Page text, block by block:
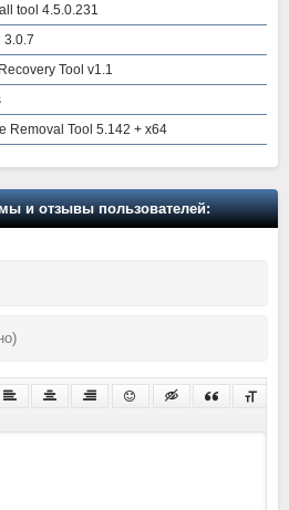
tool 4.5.0.231
3.0.7
Tool v1.1
Removal Tool 5.142 + x64
и отзывы пользователей: